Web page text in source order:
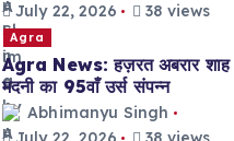
July 22, 2026
38 views
Agra
Agra News: हज़रत अबरार शाह
मदनी का 95वाँ उर्स संपन्न
Abhimanyu Singh